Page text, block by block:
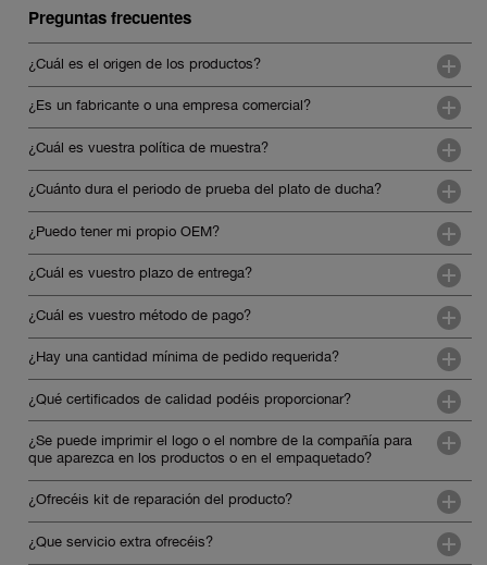
Preguntas frecuentes
¿Cuál es el origen de los productos?
¿Es un fabricante o una empresa comercial?
¿Cuál es vuestra política de muestra?
¿Cuánto dura el periodo de prueba del plato de ducha?
¿Puedo tener mi propio OEM?
¿Cuál es vuestro plazo de entrega?
¿Cuál es vuestro método de pago?
¿Hay una cantidad mínima de pedido requerida?
¿Qué certificados de calidad podéis proporcionar?
¿Se puede imprimir el logo o el nombre de la compañía para
que aparezca en los productos o en el empaquetado?
¿Ofrecéis kit de reparación del producto?
¿Que servicio extra ofrecéis?